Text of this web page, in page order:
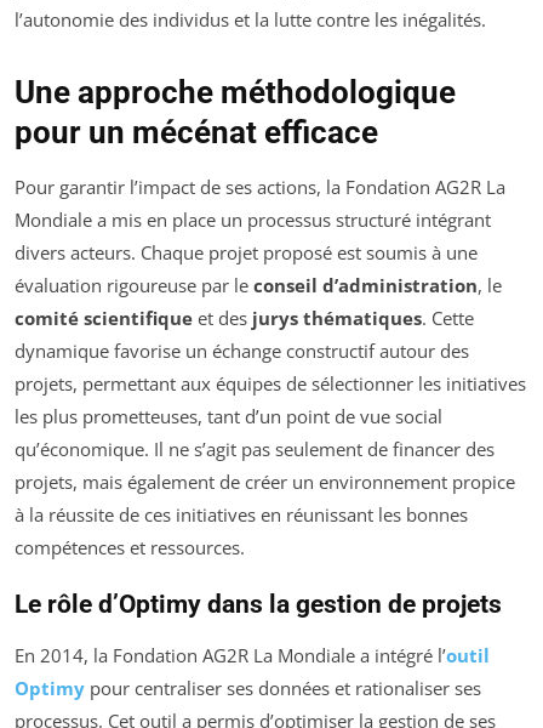
l’autonomie des individus et la lutte contre les inégalités.
Une approche méthodologique
pour un mécénat efficace
Pour garantir l’impact de ses actions, la Fondation AG2R La
Mondiale a mis en place un processus structuré intégrant
divers acteurs. Chaque projet proposé est soumis à une
évaluation rigoureuse par le conseil d’administration, le
comité scientifique et des jurys thématiques. Cette
dynamique favorise un échange constructif autour des
projets, permettant aux équipes de sélectionner les initiatives
les plus prometteuses, tant d’un point de vue social
qu’économique. Il ne s’agit pas seulement de financer des
projets, mais également de créer un environnement propice
à la réussite de ces initiatives en réunissant les bonnes
compétences et ressources.
Le rôle d’Optimy dans la gestion de projets
En 2014, la Fondation AG2R La Mondiale a intégré l’outil
Optimy pour centraliser ses données et rationaliser ses
processus. Cet outil a permis d’optimiser la gestion de ses